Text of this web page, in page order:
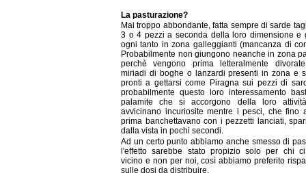
La pasturazione?
Mai troppo abbondante, fatta sempre di sarde
3 o 4 pezzi a seconda della loro dimensione e
ogni tanto in zona galleggianti (mancanza di
Probabilmente non giungono neanche in zona
perchè vengono prima letteralmente
miriadi di boghe o lanzardi presenti in zona e
pronti a gettarsi come Piragna sui pezzi di
probabilmente questo loro interessamento
palamite che si accorgono della loro
avvicinano incuriosite mentre i pesci, che fino
prima banchettavano con i pezzetti lanciati,
dalla vista in pochi secondi.
Ad un certo punto abbiamo anche smesso di
l'effetto sarebbe stato propizio solo per chi
vicino e non per noi, così abbiamo preferito
sulle dosi da distribuire.